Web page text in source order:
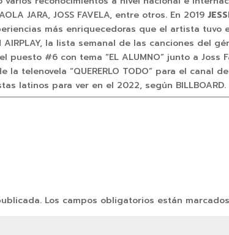
JARA, JOSS FAVELA, entre otros. En 2019
más enriquecedoras que el artista
AIRPLAY, la lista semanal de las canciones del
puesto #6 con tema “EL ALUMNO” junto a
la telenovela “QUERERLO TODO” para el
latinos para ver en el 2022, según BILLBOARD.
Los campos obligatorios están